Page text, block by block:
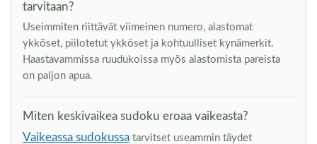
tarvitaan?
Useimmiten riittävät viimeinen numero, alastomat
ykköset, piilotetut ykköset ja kohtuulliset kynämerkit.
Haastavammissa ruudukoissa myös alastomista pareista
on paljon apua.
Miten keskivaikea sudoku eroaa vaikeasta?
Vaikeassa sudokussa tarvitset useammin täydet